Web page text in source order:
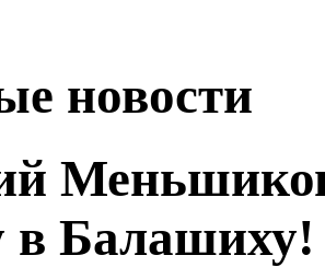
новости
в Балашиху!